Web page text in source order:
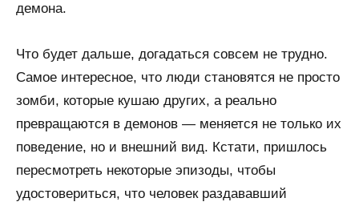
демона.
Что будет дальше, догадаться совсем не трудно.
Самое интересное, что люди становятся не просто
зомби, которые кушаю других, а реально
превращаются в демонов — меняется не только их
поведение, но и внешний вид. Кстати, пришлось
пересмотреть некоторые эпизоды, чтобы
удостовериться, что человек раздававший